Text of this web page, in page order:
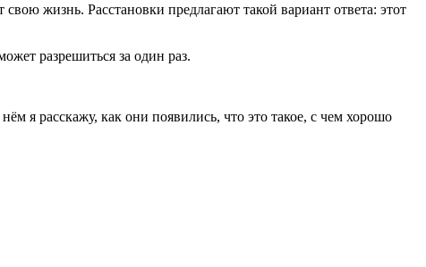
жизнь. Расстановки предлагают такой вариант ответа: этот
разрешиться за один раз.
я расскажу, как они появились, что это такое, с чем хорошо